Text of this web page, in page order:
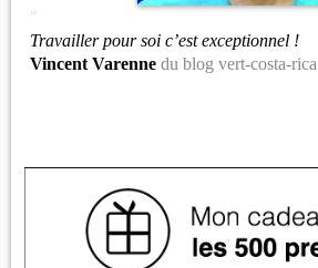
"
Travailler pour soi c’est exceptionnel !
Vincent Varenne du blog vert-costa-